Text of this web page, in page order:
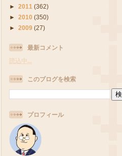
► 2011 (362)
► 2010 (350)
► 2009 (27)
最新コメント
読込中...
このブログを検索
プロフィール